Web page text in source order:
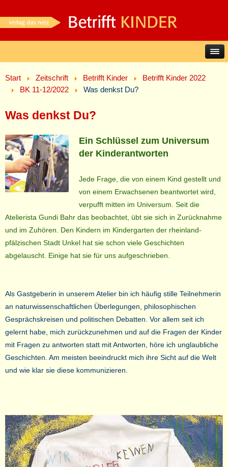
Start Zeitschrift Betrifft Kinder
Betrifft Kinder 2022
BK 11-12/2022
Was denkst Du?
Was denkst Du?
Ein Schlüssel zum Universum
der Kinderantworten
Jede Frage, die von einem Kind gestellt und
von einem Erwachsenen beantwortet wird,
verpufft mitten im Universum. Seit die
Atelierista Gundi Bahr das beobachtet, übt sie sich in Zurücknahme
und im Zuhören. Den Kindern im Kindergarten der rheinland-
pfälzischen Stadt Unkel hat sie schon viele Geschichten
abgelauscht. Einige hat sie für uns aufgeschrieben.
Als Gastgeberin in unserem Atelier bin ich häufig stille Teilnehmerin
an naturwissenschaftlichen Überlegungen, philosophischen
Gesprächskreisen und politischen Debatten. Vor allem seit ich
gelernt habe, mich zurückzunehmen und auf die Fragen der Kinder
mit Fragen zu antworten statt mit Antworten, höre ich unglaubliche
Geschichten. Am meisten beeindruckt mich ihre Sicht auf die Welt
und wie klar sie diese kommunizieren.